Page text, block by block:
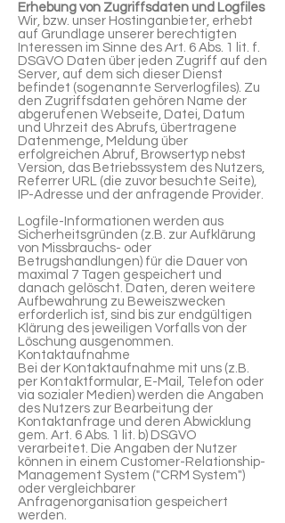
Erhebung von Zugriffsdaten und Logfiles
Wir, bzw. unser Hostinganbieter, erhebt
auf Grundlage unserer berechtigten
Interessen im Sinne des Art. 6 Abs. 1 lit. f.
DSGVO Daten über jeden Zugriff auf den
Server, auf dem sich dieser Dienst
befindet (sogenannte Serverlogfiles). Zu
den Zugriffsdaten gehören Name der
abgerufenen Webseite, Datei, Datum
und Uhrzeit des Abrufs, übertragene
Datenmenge, Meldung über
erfolgreichen Abruf, Browsertyp nebst
Version, das Betriebssystem des Nutzers,
Referrer URL (die zuvor besuchte Seite),
IP-Adresse und der anfragende Provider.
Logfile-Informationen werden aus
Sicherheitsgründen (z.B. zur Aufklärung
von Missbrauchs- oder
Betrugshandlungen) für die Dauer von
maximal 7 Tagen gespeichert und
danach gelöscht. Daten, deren weitere
Aufbewahrung zu Beweiszwecken
erforderlich ist, sind bis zur endgültigen
Klärung des jeweiligen Vorfalls von der
Löschung ausgenommen.
Kontaktaufnahme
Bei der Kontaktaufnahme mit uns (z.B.
per Kontaktformular, E-Mail, Telefon oder
via sozialer Medien) werden die Angaben
des Nutzers zur Bearbeitung der
Kontaktanfrage und deren Abwicklung
gem. Art. 6 Abs. 1 lit. b) DSGVO
verarbeitet. Die Angaben der Nutzer
können in einem Customer-Relationship-
Management System ("CRM System")
oder vergleichbarer
Anfragenorganisation gespeichert
werden.